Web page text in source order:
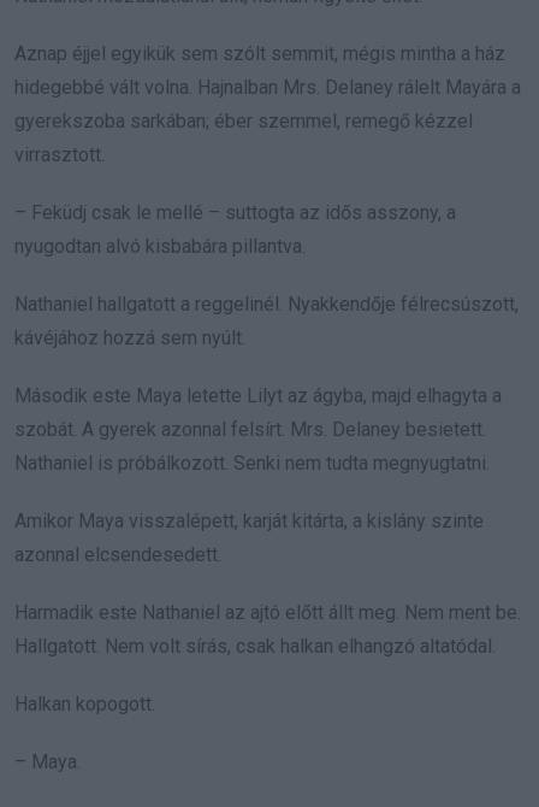
Aznap éjjel egyikük sem szólt semmit, mégis mintha a ház
hidegebbé vált volna. Hajnalban Mrs. Delaney rálelt Mayára a
gyerekszoba sarkában; éber szemmel, remegő kézzel
virrasztott.
– Feküdj csak le mellé – suttogta az idős asszony, a
nyugodtan alvó kisbabára pillantva.
Nathaniel hallgatott a reggelinél. Nyakkendője félrecsúszott,
kávéjához hozzá sem nyúlt.
Második este Maya letette Lilyt az ágyba, majd elhagyta a
szobát. A gyerek azonnal felsírt. Mrs. Delaney besietett.
Nathaniel is próbálkozott. Senki nem tudta megnyugtatni.
Amikor Maya visszalépett, karját kitárta, a kislány szinte
azonnal elcsendesedett.
Harmadik este Nathaniel az ajtó előtt állt meg. Nem ment be.
Hallgatott. Nem volt sírás, csak halkan elhangzó altatódal.
Halkan kopogott.
– Maya.